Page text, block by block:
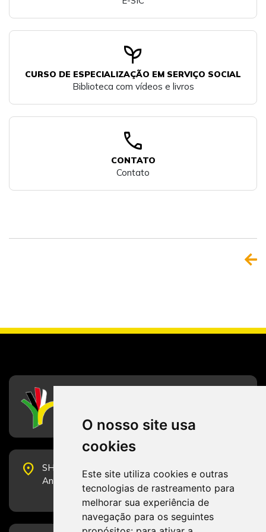
O nosso site usa
cookies
Este site utiliza cookies e outras
tecnologias de rastreamento para
melhorar sua experiência de
navegação para os seguintes
psychiatry
CURSO DE ESPECIALIZAÇÃO EM SERVIÇO SOCIAL
Biblioteca com vídeos e livros
call
CONTATO
Contato
place
SHS Quadra 6, Bloco E, Complexo Brasil 21, 20º
Andar, Sala 2001 - CEP 70322-915 - Brasília/DF